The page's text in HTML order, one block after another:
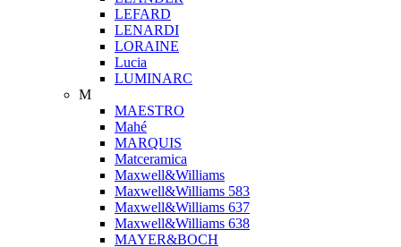
LEFARD
LENARDI
LORAINE
Lucia
LUMINARC
M
MAESTRO
Mahé
MARQUIS
Matceramica
Maxwell&Williams
Maxwell&Williams 583
Maxwell&Williams 637
Maxwell&Williams 638
MAYER&BOCH